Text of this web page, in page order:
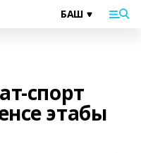
спорт
этабы